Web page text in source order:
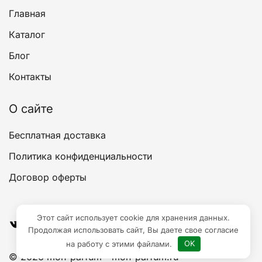
Главная
Каталог
Блог
Контакты
О сайте
Бесплатная доставка
Политика конфиденциальности
Договор оферты
ВКонтакте
YouTube
© 2026 mon-parfum - mon-parfum.ru
Этот сайт использует cookie для хранения данных.
Продолжая использовать сайт, Вы даете свое согласие
на работу с этими файлами.
OK